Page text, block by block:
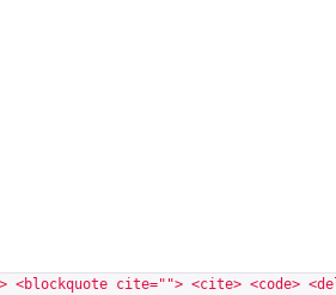
cite=""> <cite> <code>